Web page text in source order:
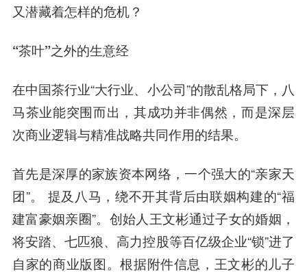
又潜藏着怎样的危机？
“茶叶”之外的生意经
在中国茶行业“大行业、小公司”的散乱格局下，八
马茶业能突围而出，其成功并非偶然，而是深层
次商业逻辑与精准战略共同作用的结果。
首先是深厚的家族资本网络，一个强大的“亲家天
团”。 提及八马，绕不开其背后由联姻构建的“福
建富豪姻亲圈”。创始人王文彬通过子女的婚姻，
将安踏、七匹狼、高力控股等百亿级企业“锁”进了
自家的商业版图。根据附件信息，王文彬的儿子